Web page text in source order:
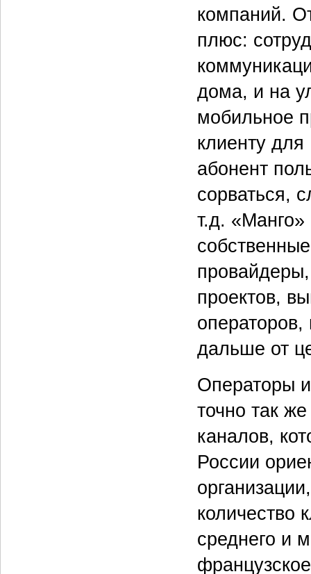
компаний.
плюс:
дома, и на
мобильное
клиенту
абонент
сорваться,
т.д. «Манго»
проектов,
дальше от
Операторы
точно так
каналов,
России
количество
среднего и